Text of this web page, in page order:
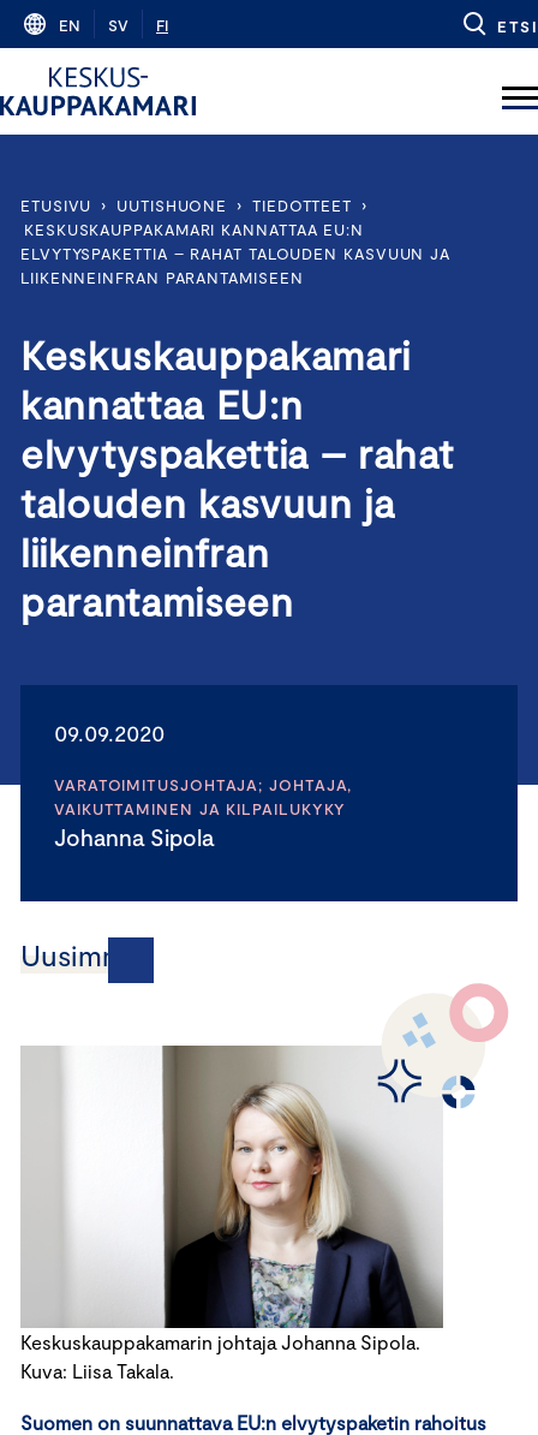
Skip
content
EN SV FI ETSI
ETUSIVU › UUTISHUONE › TIEDOTTEET
›
KESKUSKAUPPAKAMARI KANNATTAA EU:N
ELVYTYSPAKETTIA – RAHAT TALOUDEN KASVUUN JA
LIIKENNEINFRAN PARANTAMISEEN
Keskuskauppakamari
kannattaa EU:n
elvytyspakettia – rahat
talouden kasvuun ja
liikenneinfran
parantamiseen
09.09.2020
VARATOIMITUSJOHTAJA; JOHTAJA,
VAIKUTTAMINEN JA KILPAILUKYKY
Johanna Sipola
Uusimmat
Keskuskauppakamarin johtaja Johanna Sipola.
Kuva: Liisa Takala.
Suomen on suunnattavaEU:n elvytyspaketin rahoitus